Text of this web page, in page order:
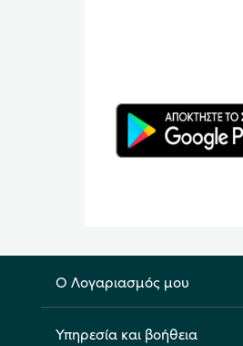
Ο Λογαριασμός μου
Υπηρεσία και βοήθεια